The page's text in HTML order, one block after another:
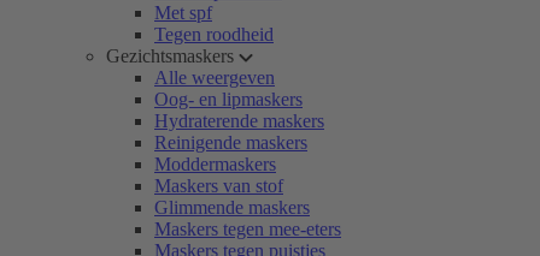
Met spf
Tegen roodheid
Gezichtsmaskers
Alle weergeven
Oog- en lipmaskers
Hydraterende maskers
Reinigende maskers
Moddermaskers
Maskers van stof
Glimmende maskers
Maskers tegen mee-eters
Maskers tegen puistjes